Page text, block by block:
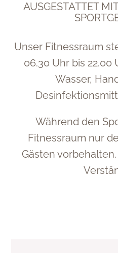
AUSGESTATTET
Unser Fitnessraum
06.30 Uhr bis 22.00
Wasser,
Während den
Fitnessraum nur
Gästen